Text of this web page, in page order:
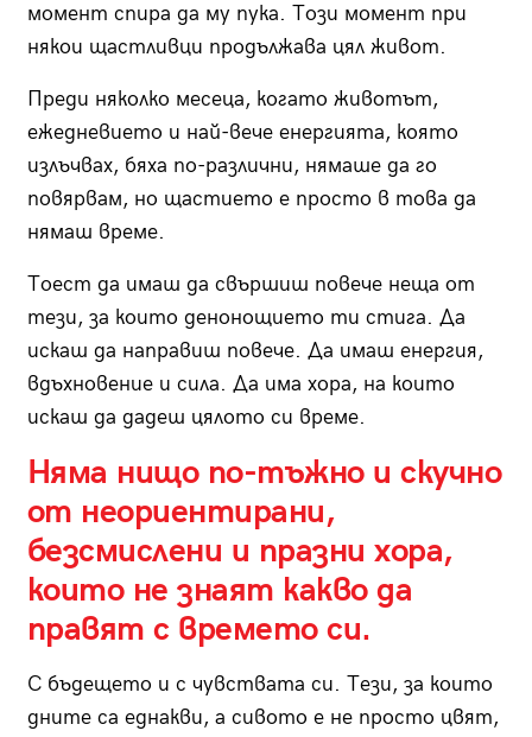
момент спира да му пука. Този момент при
някои щастливци продължава цял живот.
Преди няколко месеца, когато животът,
ежедневието и най-вече енергията, която
излъчвах, бяха по-различни, нямаше да го
повярвам, но щастието е просто в това да
нямаш време.
Тоест да имаш да свършиш повече неща от
тези, за които денонощието ти стига. Да
искаш да направиш повече. Да имаш енергия,
вдъхновение и сила. Да има хора, на които
искаш да дадеш цялото си време.
Няма нищо по-тъжно и скучно
от неориентирани,
безсмислени и празни хора,
които не знаят какво да
правят с времето си.
С бъдещето и с чувствата си. Тези, за които
дните са еднакви, а сивото е не просто цвят,